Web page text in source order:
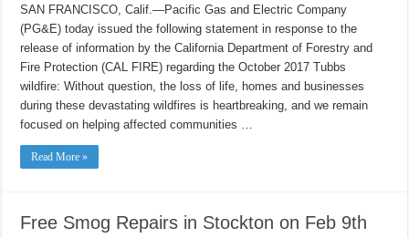
FIRE
Concludes
that
PG&E
Equipment
Did
Not
Cause
2017
Tubbs
SAN FRANCISCO, Calif.—Pacific Gas and Electric Company
(PG&E) today issued the following statement in response to the
release of information by the California Department of Forestry and
Fire Protection (CAL FIRE) regarding the October 2017 Tubbs
wildfire: Without question, the loss of life, homes and businesses
during these devastating wildfires is heartbreaking, and we remain
focused on helping affected communities …
Read More »
Free Smog Repairs in Stockton on Feb 9th